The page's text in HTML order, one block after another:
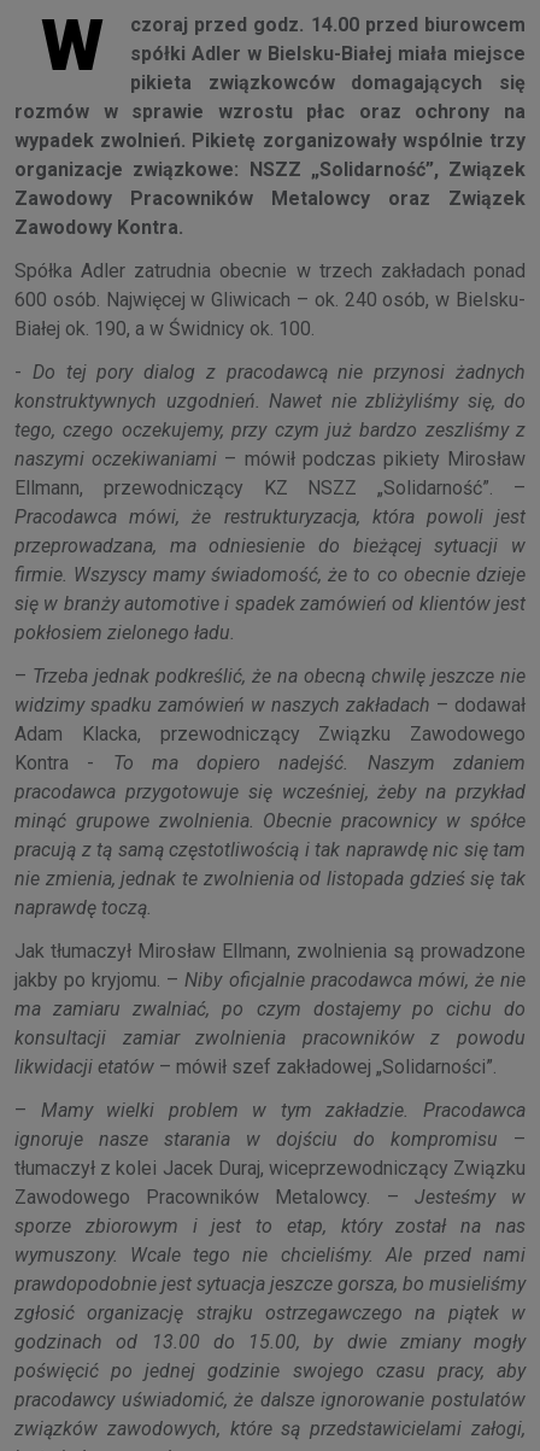
W
czoraj przed godz. 14.00 przed biurowcem
spółki Adler w Bielsku-Białej miała miejsce
pikieta związkowców domagających się
rozmów w sprawie wzrostu płac oraz ochrony na
wypadek zwolnień. Pikietę zorganizowały wspólnie trzy
organizacje związkowe: NSZZ „Solidarność”, Związek
Zawodowy Pracowników Metalowcy oraz Związek
Zawodowy Kontra.
Spółka Adler zatrudnia obecnie w trzech zakładach ponad
600 osób. Najwięcej w Gliwicach – ok. 240 osób, w Bielsku-
Białej ok. 190, a w Świdnicy ok. 100.
- Do tej pory dialog z pracodawcą nie przynosi żadnych
konstruktywnych uzgodnień. Nawet nie zbliżyliśmy się, do
tego, czego oczekujemy, przy czym już bardzo zeszliśmy z
naszymi oczekiwaniami – mówił podczas pikiety Mirosław
Ellmann, przewodniczący KZ NSZZ „Solidarność”. –
Pracodawca mówi, że restrukturyzacja, która powoli jest
przeprowadzana, ma odniesienie do bieżącej sytuacji w
firmie. Wszyscy mamy świadomość, że to co obecnie dzieje
się w branży automotive i spadek zamówień od klientów jest
pokłosiem zielonego ładu.
– Trzeba jednak podkreślić, że na obecną chwilę jeszcze nie
widzimy spadku zamówień w naszych zakładach – dodawał
Adam Klacka, przewodniczący Związku Zawodowego
Kontra - To ma dopiero nadejść. Naszym zdaniem
pracodawca przygotowuje się wcześniej, żeby na przykład
minąć grupowe zwolnienia. Obecnie pracownicy w spółce
pracują z tą samą częstotliwością i tak naprawdę nic się tam
nie zmienia, jednak te zwolnienia od listopada gdzieś się tak
naprawdę toczą.
Jak tłumaczył Mirosław Ellmann, zwolnienia są prowadzone
jakby po kryjomu. – Niby oficjalnie pracodawca mówi, że nie
ma zamiaru zwalniać, po czym dostajemy po cichu do
konsultacji zamiar zwolnienia pracowników z powodu
likwidacji etatów – mówił szef zakładowej „Solidarności”.
– Mamy wielki problem w tym zakładzie. Pracodawca
ignoruje nasze starania w dojściu do kompromisu –
tłumaczył z kolei Jacek Duraj, wiceprzewodniczący Związku
Zawodowego Pracowników Metalowcy. – Jesteśmy w
sporze zbiorowym i jest to etap, który został na nas
wymuszony. Wcale tego nie chcieliśmy. Ale przed nami
prawdopodobnie jest sytuacja jeszcze gorsza, bo musieliśmy
zgłosić organizację strajku ostrzegawczego na piątek w
godzinach od 13.00 do 15.00, by dwie zmiany mogły
poświęcić po jednej godzinie swojego czasu pracy, aby
pracodawcy uświadomić, że dalsze ignorowanie postulatów
związków zawodowych, które są przedstawicielami załogi,